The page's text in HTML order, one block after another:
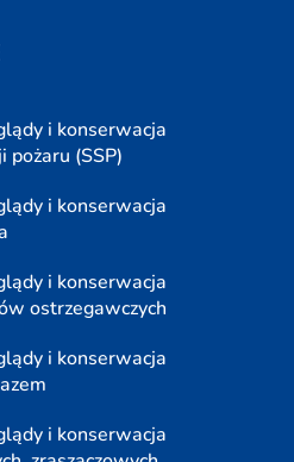
i konserwacja
(SSP)
i konserwacja
i konserwacja
ostrzegawczych
i konserwacja
i konserwacja